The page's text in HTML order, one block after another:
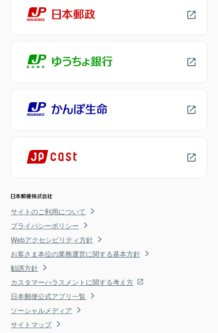
サイトのご利用について
プライバシーポリシー
Webアクセシビリティ方針
お客さま本位の業務運営に関する基本方針
勧誘方針
カスタマーハラスメントに関する考え方
日本郵便公式アプリ一覧
ソーシャルメディア
サイトマップ